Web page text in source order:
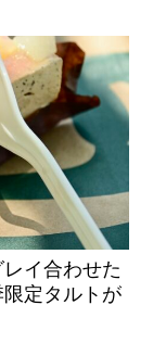
レイ合わせた
定タルトが